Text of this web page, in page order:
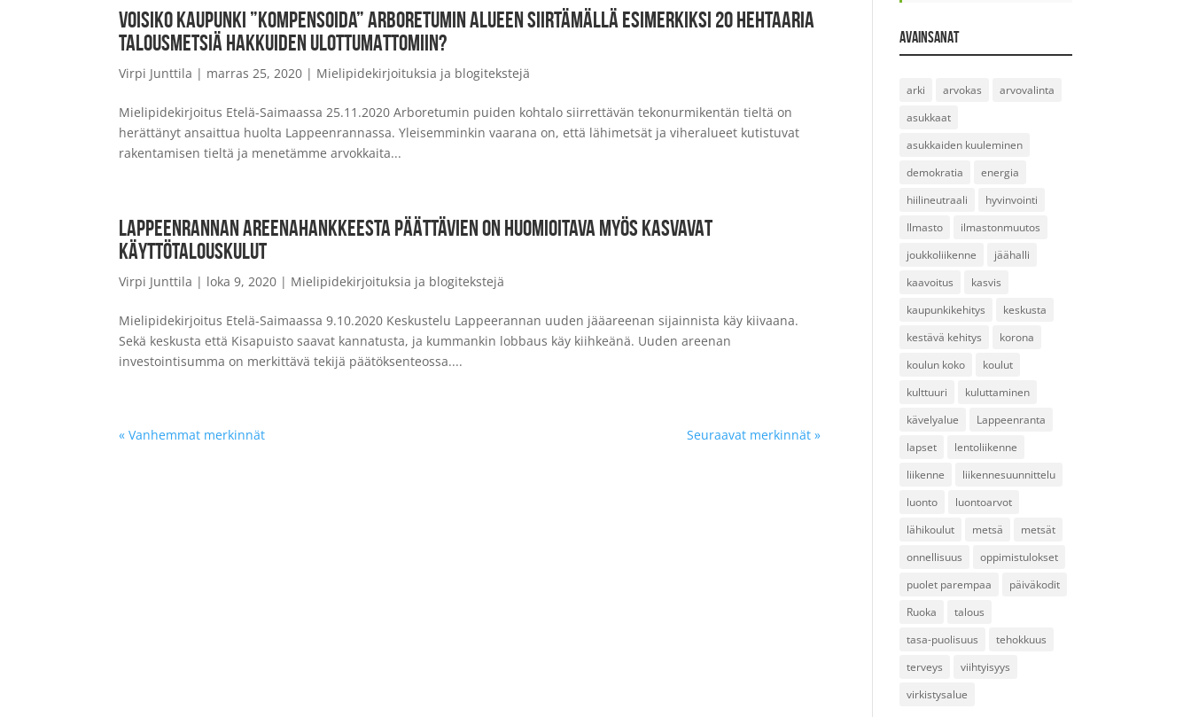
VOISIKO KAUPUNKI ”KOMPENSOIDA” ARBORETUMIN ALUEEN SIIRTÄMÄLLÄ ESIMERKIKSI 20 HEHTAARIA
TALOUSMETSIÄ HAKKUIDEN ULOTTUMATTOMIIN?
Virpi Junttila | marras 25, 2020 | Mielipidekirjoituksia ja blogitekstejä
Mielipidekirjoitus Etelä-Saimaassa 25.11.2020 Arboretumin puiden kohtalo siirrettävän tekonurmikentän tieltä on
herättänyt ansaittua huolta Lappeenrannassa. Yleisemminkin vaarana on, että lähimetsät ja viheralueet kutistuvat
rakentamisen tieltä ja menetämme arvokkaita...
LAPPEENRANNAN AREENAHANKKEESTA PÄÄTTÄVIEN ON HUOMIOITAVA MYÖS KASVAVAT
KÄYTTÖTALOUSKULUT
Virpi Junttila | loka 9, 2020 | Mielipidekirjoituksia ja blogitekstejä
Mielipidekirjoitus Etelä-Saimaassa 9.10.2020 Keskustelu Lappeerannan uuden jääareenan sijainnista käy kiivaana.
Sekä keskusta että Kisapuisto saavat kannatusta, ja kummankin lobbaus käy kiihkeänä. Uuden areenan
investointisumma on merkittävä tekijä päätöksenteossa....
« Vanhemmat merkinnät Seuraavat merkinnät »
AVAINSANAT
arki arvokas
arvovalinta
asukkaat
asukkaiden kuuleminen
demokratia
energia
hiilineutraali
hyvinvointi
Ilmasto
ilmastonmuutos
joukkoliikenne
jäähalli
kaavoitus
kasvis
kaupunkikehitys
keskusta
kestävä kehitys
korona
koulun koko
koulut
kulttuuri
kuluttaminen
kävelyalue
Lappeenranta
lapset
lentoliikenne
liikenne
liikennesuunnittelu
luonto
luontoarvot
lähikoulut
metsä
metsät
onnellisuus
oppimistulokset
puolet parempaa
päiväkodit
Ruoka
talous
tasa-puolisuus
tehokkuus
terveys
viihtyisyys
virkistysalue